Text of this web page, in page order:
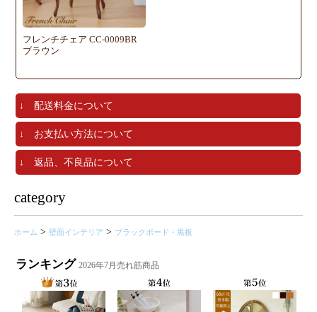
フレンチチェア CC-0009BR
ブラウン
↓ 配送料金について
↓ お支払い方法について
↓ 返品、不良品について
category
ホーム > 壁面インテリア > ブラックボード・黒板
ランキング2026年7月売れ筋商品